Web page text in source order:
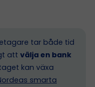
tar både tid
att välja en bank
kan växa
smarta